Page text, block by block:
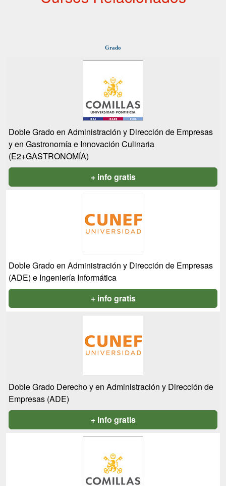
Grado
Doble Grado en Administración y Dirección de Empresas
y en Gastronomía e Innovación Culinaria
(E2+GASTRONOMÍA)
+ info gratis
Doble Grado en Administración y Dirección de Empresas
(ADE) e Ingeniería Informática
+ info gratis
Doble Grado Derecho y en Administración y Dirección de
Empresas (ADE)
+ info gratis